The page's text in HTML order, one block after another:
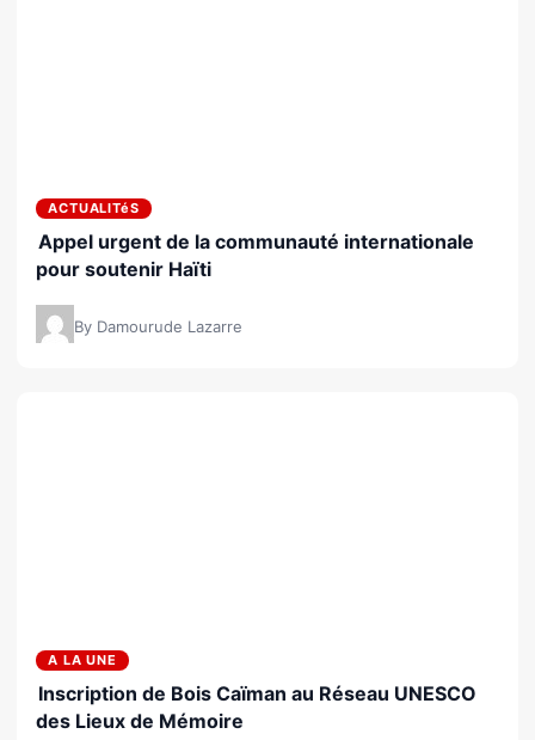
ACTUALITéS
Appel urgent de la communauté internationale
pour soutenir Haïti
By Damourude Lazarre
A LA UNE
Inscription de Bois Caïman au Réseau UNESCO
des Lieux de Mémoire